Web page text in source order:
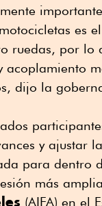
es
ruedas, por lo
dijo la
y ajustar
para dentro
más
(AIFA) en el